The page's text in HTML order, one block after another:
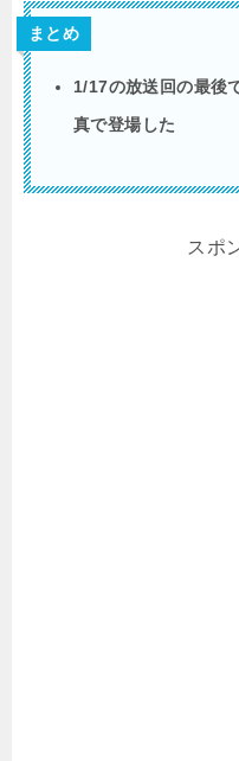
まとめ
1/17の放送回の最後
真で登場した
スポ